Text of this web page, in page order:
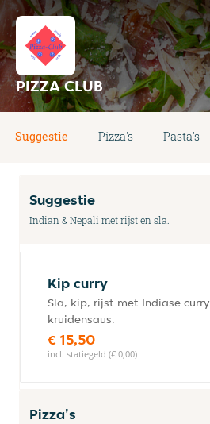
PIZZA CLUB
Suggestie Pizza's Pasta's
Suggestie
Indian & Nepali met rijst en sla.
Kip curry
Sla, kip, rijst met Indiase curry
kruidensaus.
€ 15,50
incl. statiegeld (€ 0,00)
Pizza's